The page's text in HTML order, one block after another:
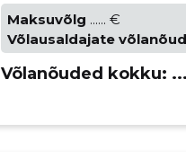
Maksuvõlg ...... €
Võlausaldajate
Võlanõuded kokku: